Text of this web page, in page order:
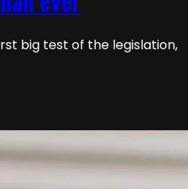
big test of the legislation,